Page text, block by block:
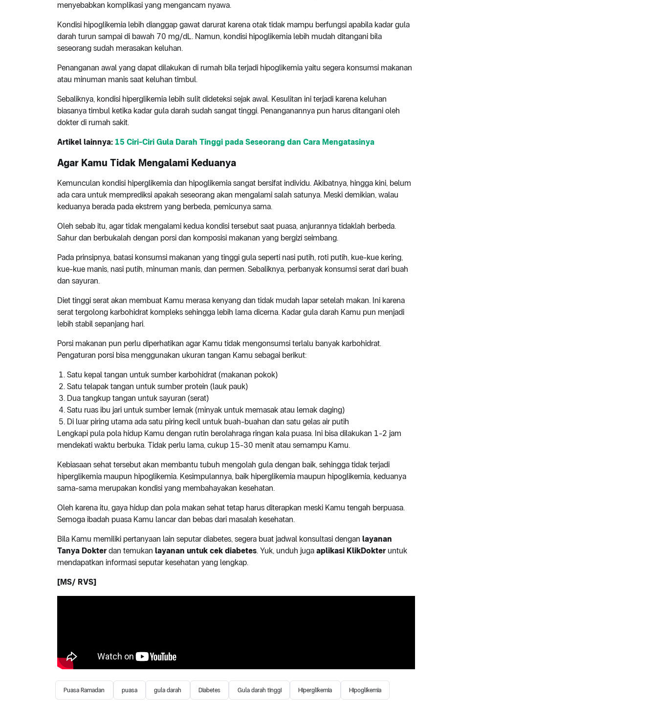
menyebabkan komplikasi yang mengancam nyawa.
Kondisi hipoglikemia lebih dianggap gawat darurat karena otak tidak mampu berfungsi apabila kadar gula
darah turun sampai di bawah 70 mg/dL. Namun, kondisi hipoglikemia lebih mudah ditangani bila
seseorang sudah merasakan keluhan.
Penanganan awal yang dapat dilakukan di rumah bila terjadi hipoglikemia yaitu segera konsumsi makanan
atau minuman manis saat keluhan timbul.
Sebaliknya, kondisi hiperglikemia lebih sulit dideteksi sejak awal. Kesulitan ini terjadi karena keluhan
biasanya timbul ketika kadar gula darah sudah sangat tinggi. Penanganannya pun harus ditangani oleh
dokter di rumah sakit.
Artikel lainnya: 15 Ciri-Ciri Gula Darah Tinggi pada Seseorang dan Cara Mengatasinya
Agar Kamu Tidak Mengalami Keduanya
Kemunculan kondisi hiperglikemia dan hipoglikemia sangat bersifat individu. Akibatnya, hingga kini, belum
ada cara untuk memprediksi apakah seseorang akan mengalami salah satunya. Meski demikian, walau
keduanya berada pada ekstrem yang berbeda, pemicunya sama.
Oleh sebab itu, agar tidak mengalami kedua kondisi tersebut saat puasa, anjurannya tidaklah berbeda.
Sahur dan berbukalah dengan porsi dan komposisi makanan yang bergizi seimbang.
Pada prinsipnya, batasi konsumsi makanan yang tinggi gula seperti nasi putih, roti putih, kue-kue kering,
kue-kue manis, nasi putih, minuman manis, dan permen. Sebaliknya, perbanyak konsumsi serat dari buah
dan sayuran.
Diet tinggi serat akan membuat Kamu merasa kenyang dan tidak mudah lapar setelah makan. Ini karena
serat tergolong karbohidrat kompleks sehingga lebih lama dicerna. Kadar gula darah Kamu pun menjadi
lebih stabil sepanjang hari.
Porsi makanan pun perlu diperhatikan agar Kamu tidak mengonsumsi terlalu banyak karbohidrat.
Pengaturan porsi bisa menggunakan ukuran tangan Kamu sebagai berikut:
Satu kepal tangan untuk sumber karbohidrat (makanan pokok)
Satu telapak tangan untuk sumber protein (lauk pauk)
Dua tangkup tangan untuk sayuran (serat)
Satu ruas ibu jari untuk sumber lemak (minyak untuk memasak atau lemak daging)
Di luar piring utama ada satu piring kecil untuk buah-buahan dan satu gelas air putih
Lengkapi pula pola hidup Kamu dengan rutin berolahraga ringan kala puasa. Ini bisa dilakukan 1-2 jam
mendekati waktu berbuka. Tidak perlu lama, cukup 15-30 menit atau semampu Kamu.
Kebiasaan sehat tersebut akan membantu tubuh mengolah gula dengan baik, sehingga tidak terjadi
hiperglikemia maupun hipoglikemia. Kesimpulannya, baik hiperglikemia maupun hipoglikemia, keduanya
sama-sama merupakan kondisi yang membahayakan kesehatan.
Oleh karena itu, gaya hidup dan pola makan sehat tetap harus diterapkan meski Kamu tengah berpuasa.
Semoga ibadah puasa Kamu lancar dan bebas dari masalah kesehatan.
Bila Kamu memiliki pertanyaan lain seputar diabetes, segera buat jadwal konsultasi dengan layanan
Tanya Dokter dan temukan layanan untuk cek diabetes. Yuk, unduh juga aplikasi KlikDokter untuk
mendapatkan informasi seputar kesehatan yang lengkap.
[MS/ RVS]
Puasa Ramadan puasa gula darah Diabetes Gula darah tinggi Hiperglikemia Hipoglikemia